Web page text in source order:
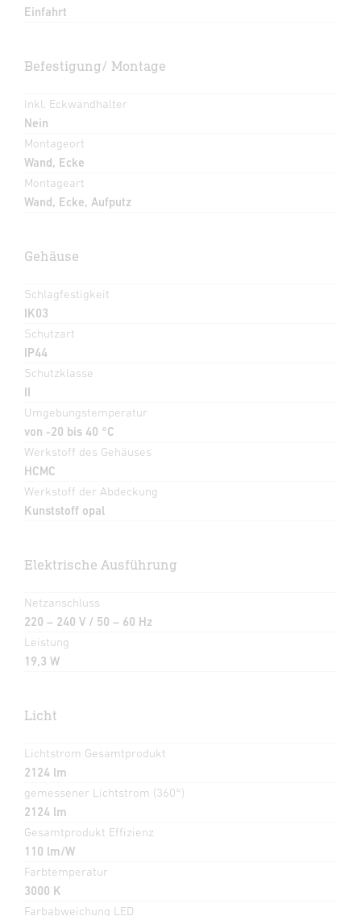
Einfahrt
Befestigung/ Montage
Inkl. Eckwandhalter
Nein
Montageort
Wand, Ecke
Montageart
Wand, Ecke, Aufputz
Gehäuse
Schlagfestigkeit
IK03
Schutzart
IP44
Schutzklasse
II
Umgebungstemperatur
von -20 bis 40 °C
Werkstoff des Gehäuses
HCMC
Werkstoff der Abdeckung
Kunststoff opal
Elektrische Ausführung
Netzanschluss
220 – 240 V / 50 – 60 Hz
Leistung
19,3 W
Licht
Lichtstrom Gesamtprodukt
2124 lm
gemessener Lichtstrom (360°)
2124 lm
Gesamtprodukt Effizienz
110 lm/W
Farbtemperatur
3000 K
Farbabweichung LED